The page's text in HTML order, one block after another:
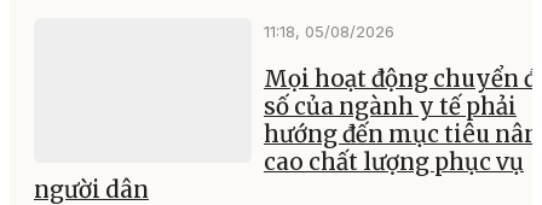
11:18, 05/08/2026
Mọi hoạt động chuyển
số của ngành y tế phải
hướng đến mục tiêu
cao chất lượng phục vụ
người dân